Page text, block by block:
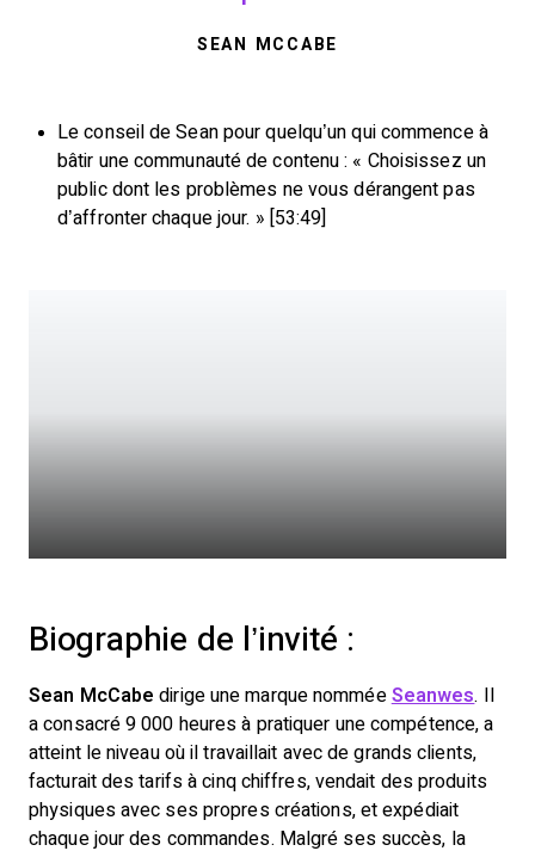
SEAN MCCABE
Le conseil de Sean pour quelqu’un qui commence à
bâtir une communauté de contenu : « Choisissez un
public dont les problèmes ne vous dérangent pas
d’affronter chaque jour. » [53:49]
Biographie de l’invité :
Sean McCabe dirige une marque nommée Seanwes. Il
a consacré 9 000 heures à pratiquer une compétence, a
atteint le niveau où il travaillait avec de grands clients,
facturait des tarifs à cinq chiffres, vendait des produits
physiques avec ses propres créations, et expédiait
chaque jour des commandes. Malgré ses succès, la